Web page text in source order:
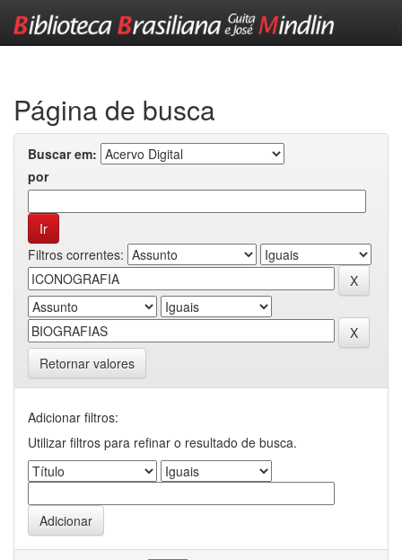
Página de busca
Buscar em:
por
Filtros correntes:
Retornar valores
Adicionar filtros:
Utilizar filtros para refinar o resultado de busca.